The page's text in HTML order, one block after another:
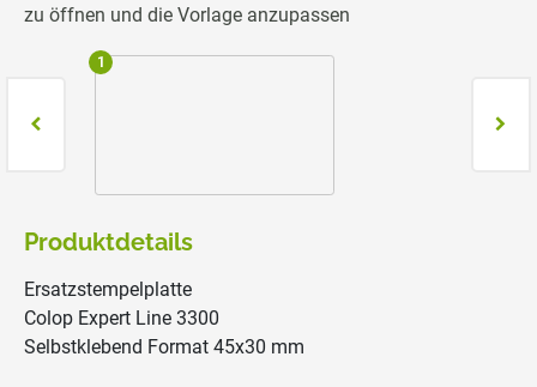
zu öffnen und die Vorlage anzupassen
1
Produktdetails
Ersatzstempelplatte
Colop Expert Line 3300
Selbstklebend Format 45x30 mm